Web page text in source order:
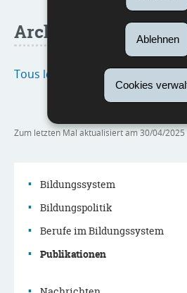
Ablehnen
Cookies
Archive
Tous les dossiers de presse
Zum letzten Mal aktualisiert am30/04/2025
Bildungssystem
Bildungspolitik
Berufe im Bildungssystem
Publikationen